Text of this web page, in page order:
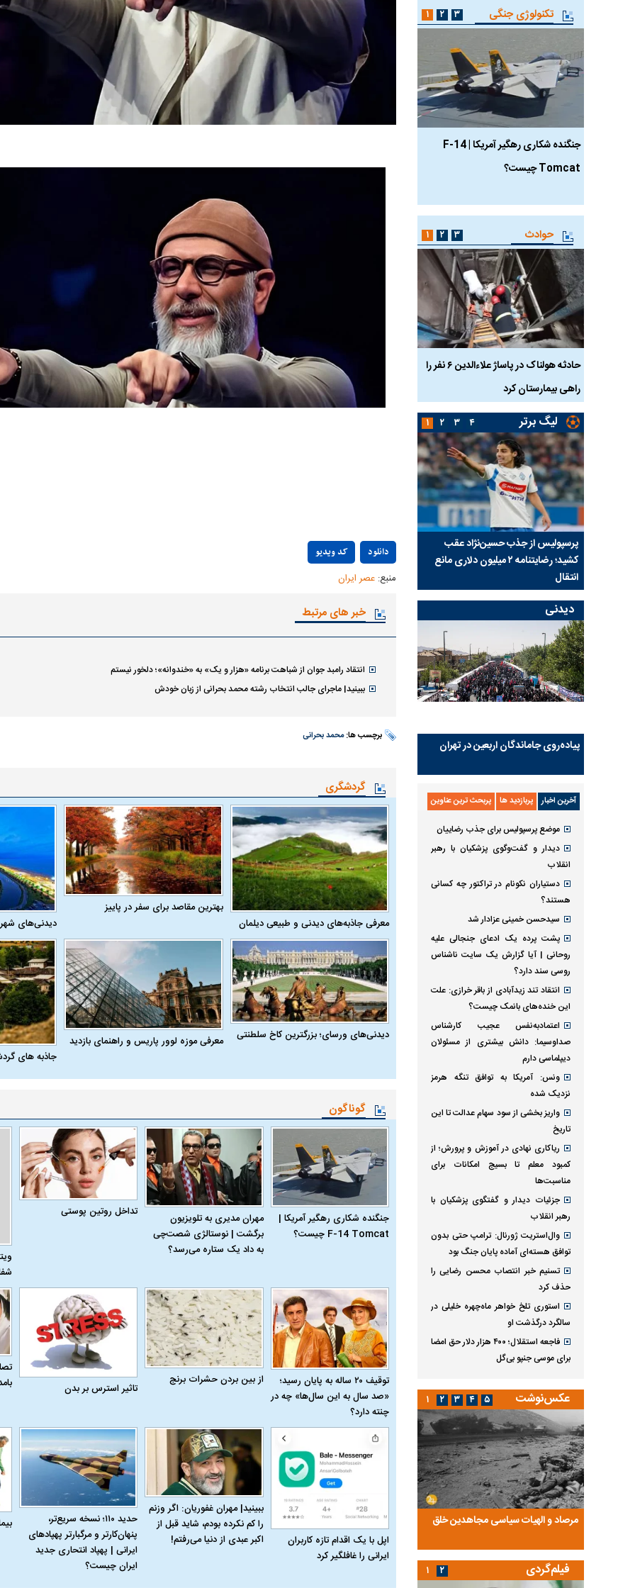
کد ویدیو
دانلود
منبع: عصر ایران
خبر های مرتبط
انتقاد رامبد جوان از شباهت برنامه «هزار و یک» به «خندوانه»؛ دلخور نیستم
ببینید| ماجرای جالب انتخاب رشته محمد بحرانی از زبان خودش
برچسب ها:محمد بحرانی
گردشگری
معرفی جاذبه‌های دیدنی و طبیعی دیلمان
بهترین مقاصد برای سفر در پاییز
دیدنی‌های
دیدنی‌های ورسای؛ بزرگترین کاخ سلطنتی
معرفی موزه لوور پاریس و راهنمای بازدید
جاذبه های
گوناگون
جنگنده شکاری رهگیر آمریکا |
F-14 Tomcat چیست؟
مهران مدیری به تلویزیون
برگشت | نوستالژی شصت‌چی
به داد یک ستاره می‌رسد؟
تداخل روتین پوستی
توقیف ۲۰ ساله به پایان رسید؛
«صد سال به این سال‌ها» چه در
چنته دارد؟
از بین بردن حشرات برنج
تاثیر استرس بر بدن
اپل با یک اقدام تازه کاربران
ایرانی را غافلگیر کرد
ببینید| مهران غفوریان: اگر وزنم
را کم نکرده بودم، شاید قبل از
اکبر عبدی از دنیا می‌رفتم!
حدید ۱۱۰؛ نسخه سریع‌تر،
پنهان‌کارتر و مرگبارتر پهپادهای
ایرانی | پهپاد انتحاری جدید
ایران چیست؟
تکنولوژی جنگی
جنگنده شکاری رهگیر آمریکا | F-14
Tomcat چیست؟
مرگبارتر پهپادهای ایرانی | پهپاد انتحاری
Tomcat چیست؟
۱ ۲ ۳
حوادث
حادثه هولناک در پاساژ علاءالدین ۶ نفر را
راهی بیمارستان کرد
ردپای سیاست در یک جنایت مرموز؛
ماجرای قتل مداح معروف چیست؟
جراحان قلابی در شمال تهران بازداشت
شدند؛ از تزریق فیلر تا جراحی پلک
راهی بیمارستان
۱ ۲ ۳
لیگ برتر
پرسپولیس از جذب حسین‌نژاد عقب
کشید؛ رضایتنامه ۲ میلیون دلاری مانع
انتقال
بازی‌های لیگ برتر فوتبال با تماشاگر
برگزار می‌شود
۱ ۲ ۳ ۴
دیدنی
پیاده‌روی جاماندگان اربعین در تهران
آخرین اخبار پربازدید ها پربحث ترین عناوین
موضع پرسپولیس برای جذب رضاییان
دیدار و گفت‌وگوی پزشکیان با رهبر
انقلاب
دستیاران نکونام در تراکتور چه کسانی
هستند؟
سیدحسن خمینی عزادار شد
پشت پرده یک ادعای جنجالی علیه
روحانی | آیا گزارش یک سایت ناشناس
روسی سند دارد؟
انتقاد تند زیدآبادی از باقر خرازی: علت
این خنده‌های بانمک چیست؟
اعتمادبه‌نفس عجیب کارشناس
صداوسیما: دانش بیشتری از مسئولان
دیپلماسی دارم
ونس: آمریکا به توافق تنگه هرمز
نزدیک شده
واریز بخشی از سود سهام عدالت تا این
تاریخ
ریاکاری نهادی در آموزش و پرورش؛ از
کمبود معلم تا بسیج امکانات برای
مناسبت‌ها
جزئیات دیدار و گفتگوی پزشکیان با
رهبر انقلاب
وال‌استریت ژورنال: ترامپ حتی بدون
توافق هسته‌ای آماده پایان جنگ بود
تسنیم خبر انتصاب محسن رضایی را
حذف کرد
استوری تلخ خواهر ماه‌چهره خلیلی در
سالگرد درگذشت او
فاجعه استقلال؛ ۴۰۰ هزار دلار حق امضا
برای موسی جنپو بی‌گل
عکس‌نوشت
مرصاد و الهیات سیاسی مجاهدین خلق
آخرین پرده از حیات سیاسی یک سلسله |
روایتی از آخرین مصاحبه‌ی شاه در ایران
ریشه‌های عزاداری ماه محرم در فرهنگ
و تاریخ ایران
عزاداری ماه
انجام می‌شد؟
۱ ۲ ۳ ۴ ۵
فیلم‌گردی ۱ ۲